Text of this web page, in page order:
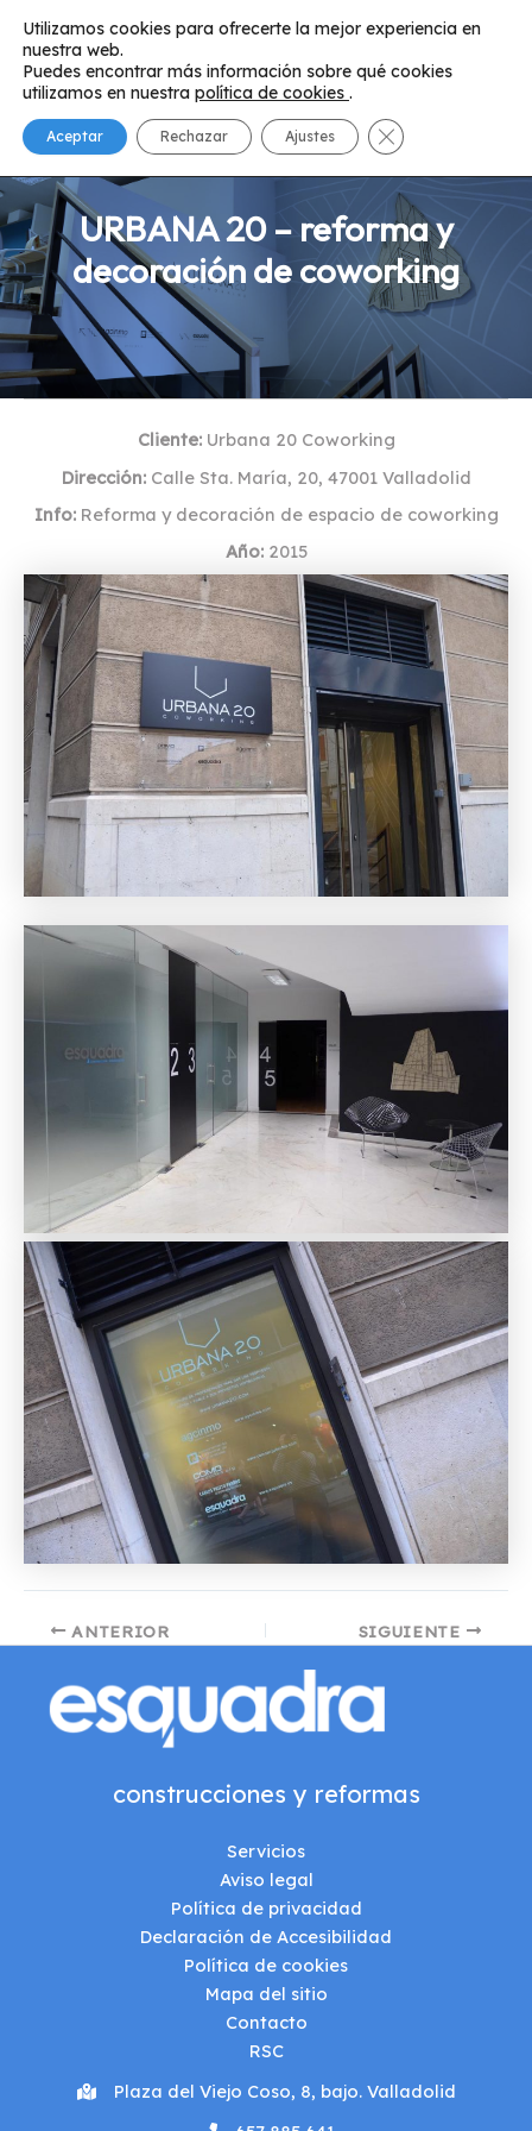
contenido
URBANA 20 – reforma y
decoración de coworking
Cliente:Urbana 20 Coworking
Dirección: Calle Sta. María, 20, 47001 Valladolid
Info: Reforma y decoración de espacio de coworking
Año:2015
Navegación
entradas
ANTERIOR SIGUIENTE
construcciones y reformas
Servicios
Aviso legal
Política de privacidad
Declaración de Accesibilidad
Política de cookies
Mapa del sitio
Contacto
RSC
Plaza del Viejo Coso, 8, bajo. Valladolid
Utilizamos cookies para ofrecerte la mejor experiencia en
nuestra web.
Puedes encontrar más información sobre qué cookies
utilizamos en nuestra política de cookies .
Aceptar Rechazar Ajustes Cerrar el banner